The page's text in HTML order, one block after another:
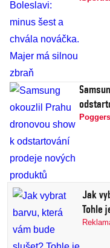
Poggers
Jak
Tohle